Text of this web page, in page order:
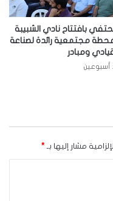
بافتتاح نادي الشبيبة
مجتمعية رائدة لصناعة
ومبادر
أسبوعين
مشار إليها بـ *